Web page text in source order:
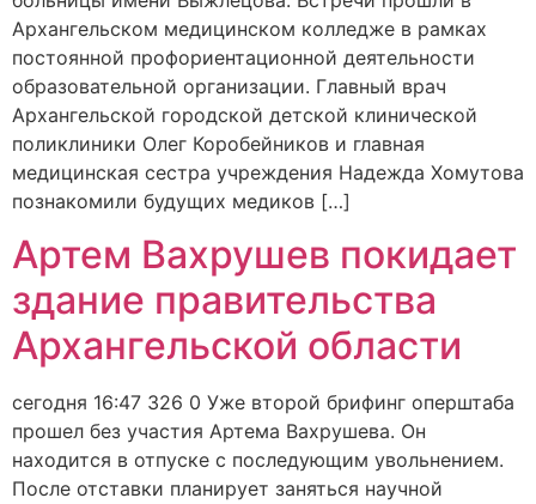
Архангельском медицинском колледже в рамках
постоянной профориентационной деятельности
образовательной организации. Главный врач
Архангельской городской детской клинической
поликлиники Олег Коробейников и главная
медицинская сестра учреждения Надежда Хомутова
познакомили будущих медиков […]
Артем Вахрушев покидает
здание правительства
Архангельской области
сегодня 16:47 326 0 Уже второй брифинг оперштаба
прошел без участия Артема Вахрушева. Он
находится в отпуске с последующим увольнением.
После отставки планирует заняться научной